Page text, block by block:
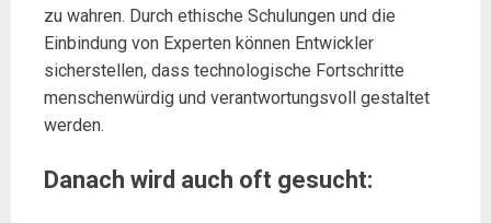
zu wahren. Durch ethische Schulungen und die
Einbindung von Experten können Entwickler
sicherstellen, dass technologische Fortschritte
menschenwürdig und verantwortungsvoll gestaltet
werden.
Danach wird auch oft gesucht: